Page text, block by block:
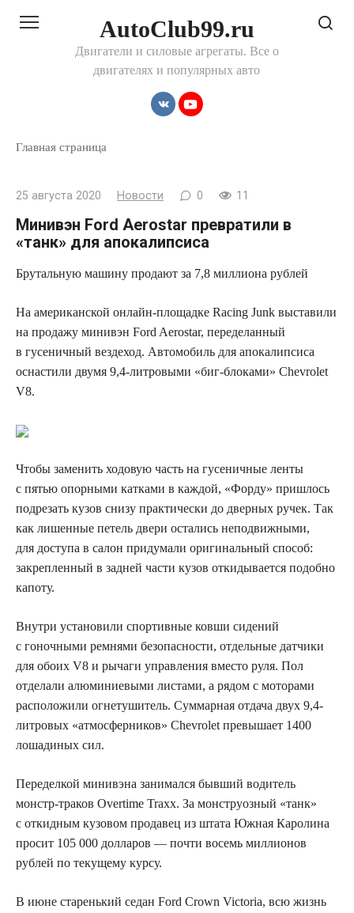
AutoClub99.ru
Двигатели и силовые агрегаты. Все о
двигателях и популярных авто
Главная страница
25 августа 2020 Новости 0 11
Минивэн Ford Aerostar превратили в
«танк» для апокалипсиса
Брутальную машину продают за 7,8 миллиона рублей
На американской онлайн-площадке Racing Junk выставили
на продажу минивэн Ford Aerostar, переделанный
в гусеничный вездеход. Автомобиль для апокалипсиса
оснастили двумя 9,4-литровыми «биг-блоками» Chevrolet
V8.
Чтобы заменить ходовую часть на гусеничные ленты
с пятью опорными катками в каждой, «Форду» пришлось
подрезать кузов снизу практически до дверных ручек. Так
как лишенные петель двери остались неподвижными,
для доступа в салон придумали оригинальный способ:
закрепленный в задней части кузов откидывается подобно
капоту.
Внутри установили спортивные ковши сидений
с гоночными ремнями безопасности, отдельные датчики
для обоих V8 и рычаги управления вместо руля. Пол
отделали алюминиевыми листами, а рядом с моторами
расположили огнетушитель. Суммарная отдача двух 9,4-
литровых «атмосферников» Chevrolet превышает 1400
лошадиных сил.
Переделкой минивэна занимался бывший водитель
монстр-траков Overtime Traxx. За монструозный «танк»
с откидным кузовом продавец из штата Южная Каролина
просит 105 000 долларов — почти восемь миллионов
рублей по текущему курсу.
В июне старенький седан Ford Crown Victoria, всю жизнь